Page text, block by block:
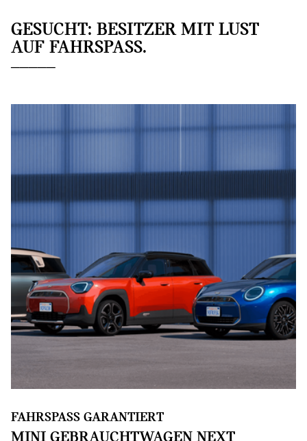
GESUCHT: BESITZER MIT LUST
AUF FAHRSPASS.
FAHRSPASS GARANTIERT
MINI GEBRAUCHTWAGEN NEXT